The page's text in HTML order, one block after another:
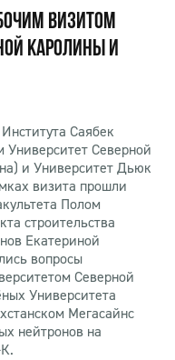
ВИЗИТОМ
КАРОЛИНЫ И
Саябек
Университет Северной
и Университет Дьюк
визита прошли
Полом
строительства
Екатериной
вопросы
Северной
Университета
Мегасайнс
нейтронов на